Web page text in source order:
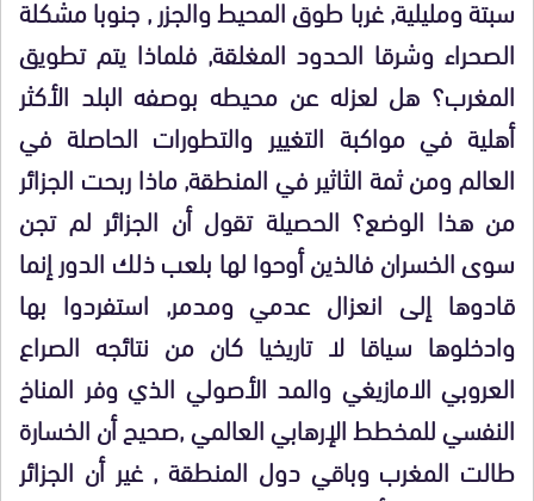
سبتة ومليلية, غربا طوق المحيط والجزر , جنوبا مشكلة
الصحراء وشرقا الحدود المغلقة, فلماذا يتم تطويق
المغرب؟ هل لعزله عن محيطه بوصفه البلد الأكثر
أهلية في مواكبة التغيير والتطورات الحاصلة في
العالم ومن ثمة الثاثير في المنطقة, ماذا ربحت الجزائر
من هذا الوضع؟ الحصيلة تقول أن الجزائر لم تجن
سوى الخسران فالذين أوحوا لها بلعب ذلك الدور إنما
قادوها إلى انعزال عدمي ومدمر, استفردوا بها
وادخلوها سياقا لا تاريخيا كان من نتائجه الصراع
العروبي الامازيغي والمد الأصولي الذي وفر المناخ
النفسي للمخطط الإرهابي العالمي ,صحيح أن الخسارة
طالت المغرب وباقي دول المنطقة , غير أن الجزائر